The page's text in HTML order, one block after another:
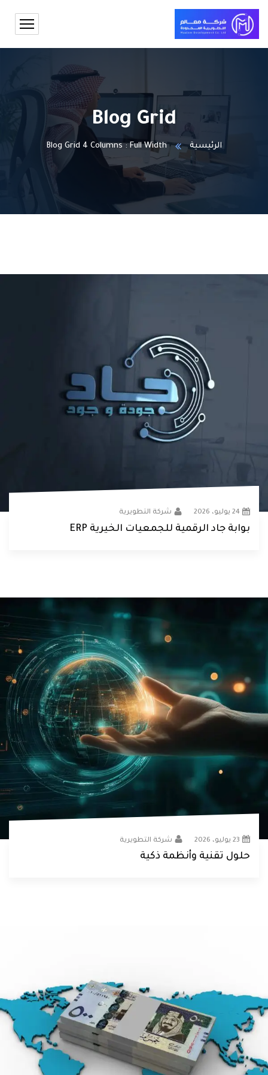
Blog Grid
الرئيسية Blog Grid 4 Columns : Full Width
24 يوليو، 2026 شركة التطويرية
بوابة جاد الرقمية للجمعيات الخيرية ERP
23 يوليو، 2026 شركة التطويرية
حلول تقنية وأنظمة ذكية